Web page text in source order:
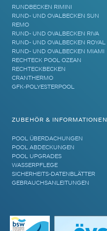
RUNDBECKEN RIMINI
RUND- UND OVALBECKEN SUN
REMO
RUND- UND OVALBECKEN RIVA
RUND- UND OVALBECKEN ROYAL
RUND- UND OVALBECKEN MIAMI
RECHTECK POOL OZEAN
RECHTECKBECKEN
CRANTHERMO
GFK-POLYESTERPOOL
ZUBEHÖR & INFORMATIONEN
POOL ÜBERDACHUNGEN
POOL ABDECKUNGEN
POOL UPGRADES
WASSERPFLEGE
SICHERHEITS-DATENBLÄTTER
GEBRAUCHSANLEITUNGEN